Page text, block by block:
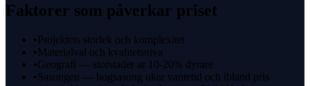
Faktorer som påverkar priset
• Projektets storlek och komplexitet
• Materialval och kvalitetsniva
•Geografi — storstader ar 10-20% dyrare
•Sasongen — hogsasong okar vantetid och ibland pris